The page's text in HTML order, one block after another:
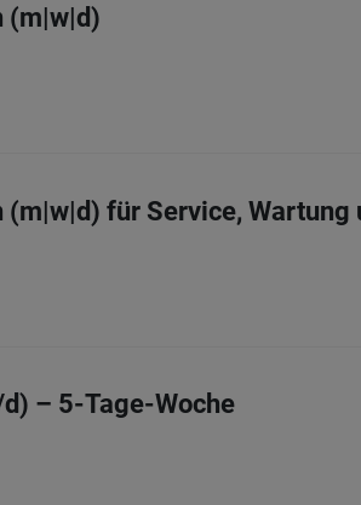
(m|w|d)
für Service,
– 5-Tage-Woche